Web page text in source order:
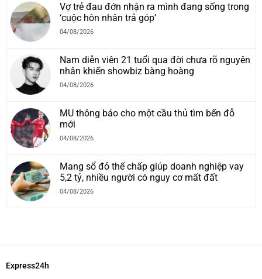
Vợ trẻ đau đớn nhận ra mình đang sống trong
‘cuộc hôn nhân trả góp’
04/08/2026
Nam diễn viên 21 tuổi qua đời chưa rõ nguyên
nhân khiến showbiz bàng hoàng
04/08/2026
MU thông báo cho một cầu thủ tìm bến đỗ
mới
04/08/2026
Mang sổ đỏ thế chấp giúp doanh nghiệp vay
5,2 tỷ, nhiều người có nguy cơ mất đất
04/08/2026
Express24h